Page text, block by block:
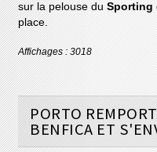
sur la pelouse duSporting
place.
Affichages : 3018
PORTO
BENFICA ET